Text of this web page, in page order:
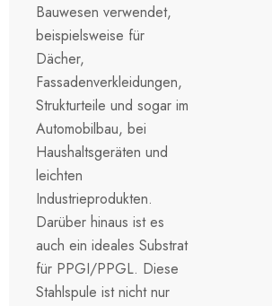
Bauwesen verwendet,
beispielsweise für
Dächer,
Fassadenverkleidungen,
Strukturteile und sogar im
Automobilbau, bei
Haushaltsgeräten und
leichten
Industrieprodukten.
Darüber hinaus ist es
auch ein ideales Substrat
für PPGI/PPGL. Diese
Stahlspule ist nicht nur